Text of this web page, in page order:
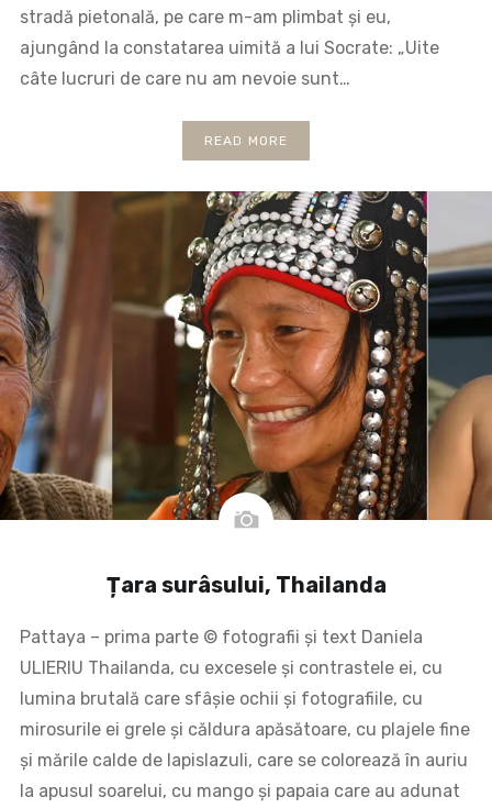
stradă pietonală, pe care m-am plimbat și eu,
ajungând la constatarea uimită a lui Socrate: „Uite
câte lucruri de care nu am nevoie sunt…
READ MORE
Țara surâsului, Thailanda
Pattaya – prima parte © fotografii și text Daniela
ULIERIU Thailanda, cu excesele și contrastele ei, cu
lumina brutală care sfâșie ochii și fotografiile, cu
mirosurile ei grele și căldura apăsătoare, cu plajele fine
și mările calde de lapislazuli, care se colorează în auriu
la apusul soarelui, cu mango și papaia care au adunat